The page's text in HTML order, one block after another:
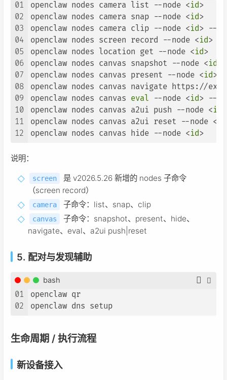
01
02
03
04
05
06
07
08
09
10
11
12
openclaw nodes camera list --node <id>
openclaw nodes camera snap --node <id>
openclaw nodes camera clip --node <id> --
openclaw nodes screen record --node <id> --
openclaw nodes location get --node <id>
openclaw nodes canvas snapshot --node <id
openclaw nodes canvas present --node <id>
openclaw nodes canvas navigate https://
openclaw nodes canvas eval --node <id> --
openclaw nodes canvas a2ui push --node <id
openclaw nodes canvas a2ui reset --node <
openclaw nodes canvas hide --node <id
说明：
screen
是 v2026.5.26 新增的 nodes 子命令
（screen record）
camera 子命令：list、snap、clip
canvas
子命令：snapshot、present、hide、
navigate、eval、a2ui push|reset
5. 配对与发现辅助
bash
01
02
openclaw qr
生命周期 / 执行流程
新设备接入